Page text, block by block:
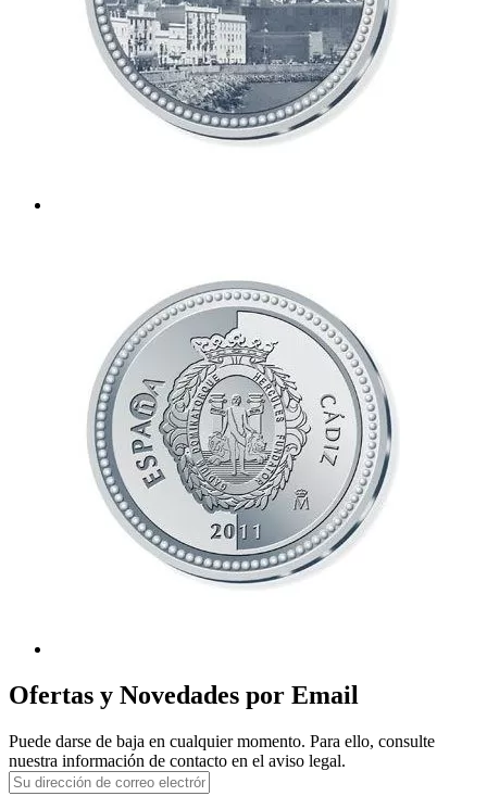
Ofertas y Novedades por Email
Puede darse de baja en cualquier momento. Para ello, consulte
nuestra información de contacto en el aviso legal.